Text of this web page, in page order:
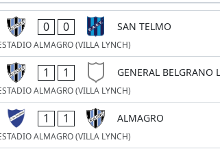
0 0 SAN TELMO
ALMAGRO (VILLA LYNCH)
1 1 GENERAL BELGRANO
ALMAGRO (VILLA LYNCH)
1 1 ALMAGRO
ALMAGRO (VILLA LYNCH)